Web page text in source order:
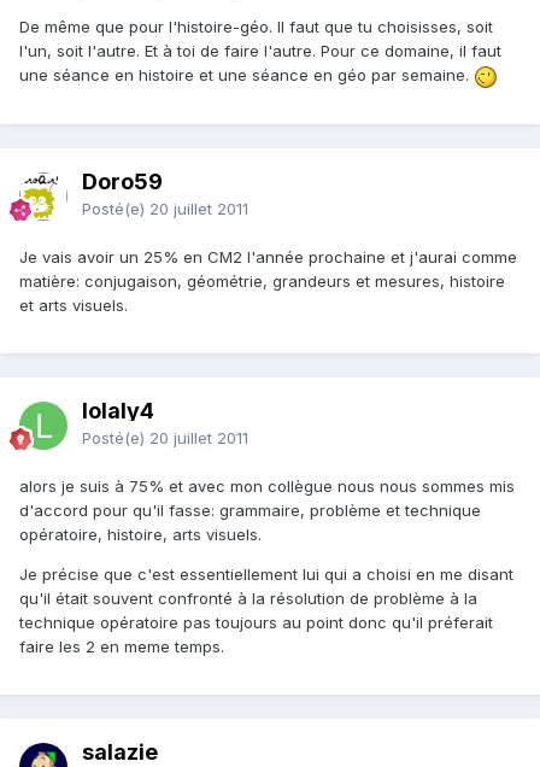
De même que pour l'histoire-géo. Il faut que tu choisisses, soit
l'un, soit l'autre. Et à toi de faire l'autre. Pour ce domaine, il faut
une séance en histoire et une séance en géo par semaine.
Doro59
Posté(e) 20 juillet 2011
Je vais avoir un 25% en CM2 l'année prochaine et j'aurai comme
matière: conjugaison, géométrie, grandeurs et mesures, histoire
et arts visuels.
lolaly4
Posté(e) 20 juillet 2011
alors je suis à 75% et avec mon collègue nous nous sommes mis
d'accord pour qu'il fasse: grammaire, problème et technique
opératoire, histoire, arts visuels.
Je précise que c'est essentiellement lui qui a choisi en me disant
qu'il était souvent confronté à la résolution de problème à la
technique opératoire pas toujours au point donc qu'il préferait
faire les 2 en meme temps.
salazie